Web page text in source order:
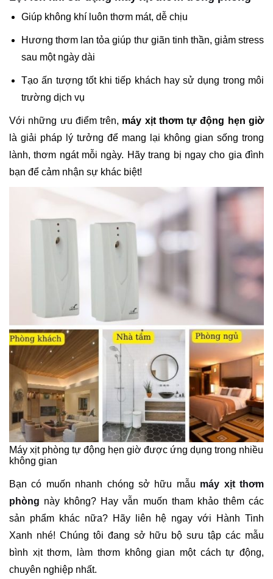
Giúp không khí luôn thơm mát, dễ chịu
Hương thơm lan tỏa giúp thư giãn tinh thần, giảm stress
sau một ngày dài
Tạo ấn tượng tốt khi tiếp khách hay sử dụng trong môi
trường dịch vụ
Với những ưu điểm trên, máy xịt thơm tự động hẹn giờ
là giải pháp lý tưởng để mang lại không gian sống trong
lành, thơm ngát mỗi ngày. Hãy trang bị ngay cho gia đình
bạn để cảm nhận sự khác biệt!
Máy xịt phòng tự động hẹn giờ được ứng dụng trong nhiều
không gian
Bạn có muốn nhanh chóng sở hữu mẫu máy xịt thơm
phòng này không? Hay vẫn muốn tham khảo thêm các
sản phẩm khác nữa? Hãy liên hệ ngay với Hành Tinh
Xanh nhé! Chúng tôi đang sở hữu bộ sưu tập các mẫu
bình xịt thơm, làm thơm không gian một cách tự động,
chuyên nghiệp nhất.